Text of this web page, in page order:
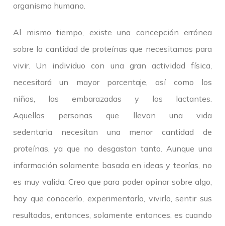
organismo humano.
Al mismo tiempo, existe una concepción errónea
sobre la cantidad de proteínas que necesitamos para
vivir. Un individuo con una gran actividad física,
necesitará un mayor porcentaje, así como los
niños, las embarazadas y los lactantes.
Aquellas personas que llevan una vida
sedentaria necesitan una menor cantidad de
proteínas, ya que no desgastan tanto. Aunque una
información solamente basada en ideas y teorías, no
es muy valida. Creo que para poder opinar sobre algo,
hay que conocerlo, experimentarlo, vivirlo, sentir sus
resultados, entonces, solamente entonces, es cuando